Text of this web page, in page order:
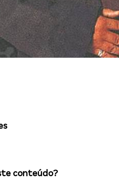
conteúdo?